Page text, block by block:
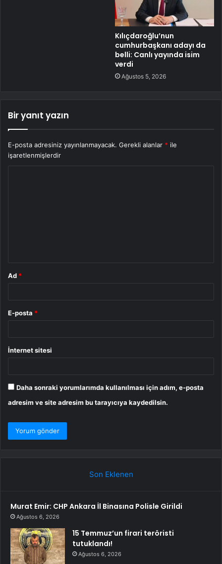
Kılıçdaroğlu’nun
cumhurbaşkanı adayı da
belli: Canlı yayında isim
verdi
Ağustos 5, 2026
Bir yanıt yazın
E-posta adresiniz yayınlanmayacak. Gerekli alanlar * ile
işaretlenmişlerdir
Ad *
E-posta *
İnternet sitesi
Daha sonraki yorumlarımda kullanılması için adım, e-posta
adresim ve site adresim bu tarayıcıya kaydedilsin.
Son Eklenen
Murat Emir: CHP Ankara İl Binasına Polisle Girildi
Ağustos 6, 2026
15 Temmuz’un firari teröristi
tutuklandı!
Ağustos 6, 2026